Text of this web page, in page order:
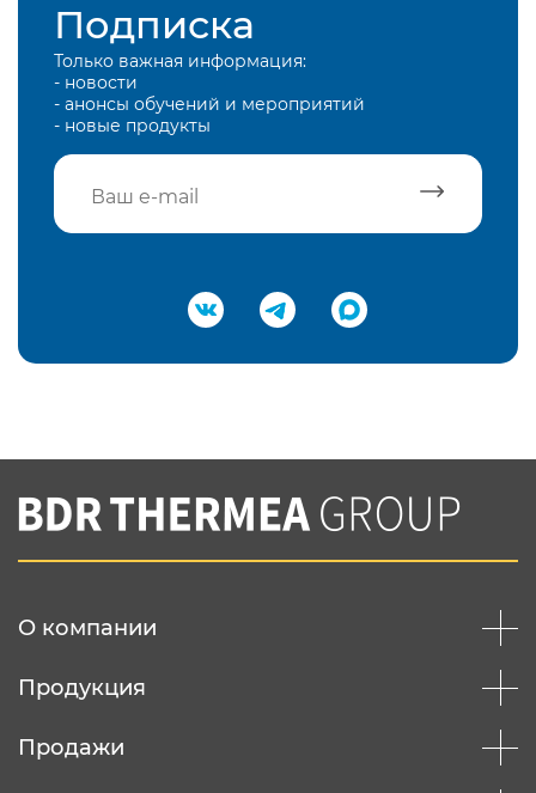
Подписка
Только важная информация:
- новости
- анонсы обучений и мероприятий
- новые продукты
Подтвердить e-mail
Вы соглашаетесь с нашей политикой
конфеденциальности
О компании
Продукция
Продажи